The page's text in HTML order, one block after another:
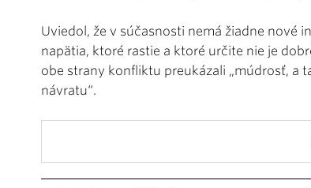
Uviedol, že v súčasnosti nemá žiadne nové
napätia, ktoré rastie a ktoré určite nie je
obe strany konfliktu preukázali „múdrosť, a
návratu“.